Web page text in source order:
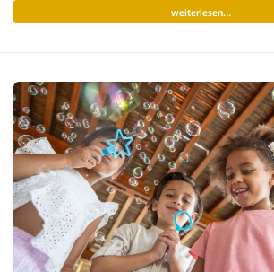
weiterlesen…